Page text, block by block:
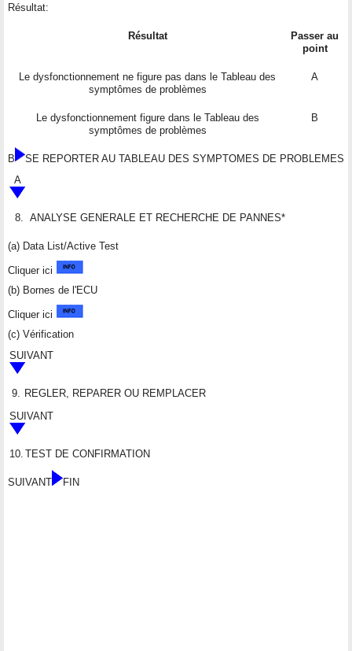
Résultat:
Résultat
Passer au
point
Le dysfonctionnement ne figure pas dans le Tableau des
symptômes de problèmes
A
Le dysfonctionnement figure dans le Tableau des
symptômes de problèmes
B
B
SE REPORTER AU TABLEAU DES SYMPTOMES DE PROBLEMES
A
8. ANALYSE GENERALE ET RECHERCHE DE PANNES*
(a) Data List/Active Test
Cliquer ici
(b) Bornes de l'ECU
Cliquer ici
(c) Vérification
SUIVANT
9.
REGLER, REPARER OU REMPLACER
SUIVANT
10. TEST DE CONFIRMATION
SUIVANT FIN